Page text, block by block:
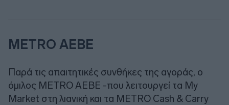
METRO ΑΕΒΕ
Παρά τις απαιτητικές συνθήκες της αγοράς, ο
όμιλος METRO ΑΕΒΕ -που λειτουργεί τα My
Market στη λιανική και τα METRO Cash & Carry